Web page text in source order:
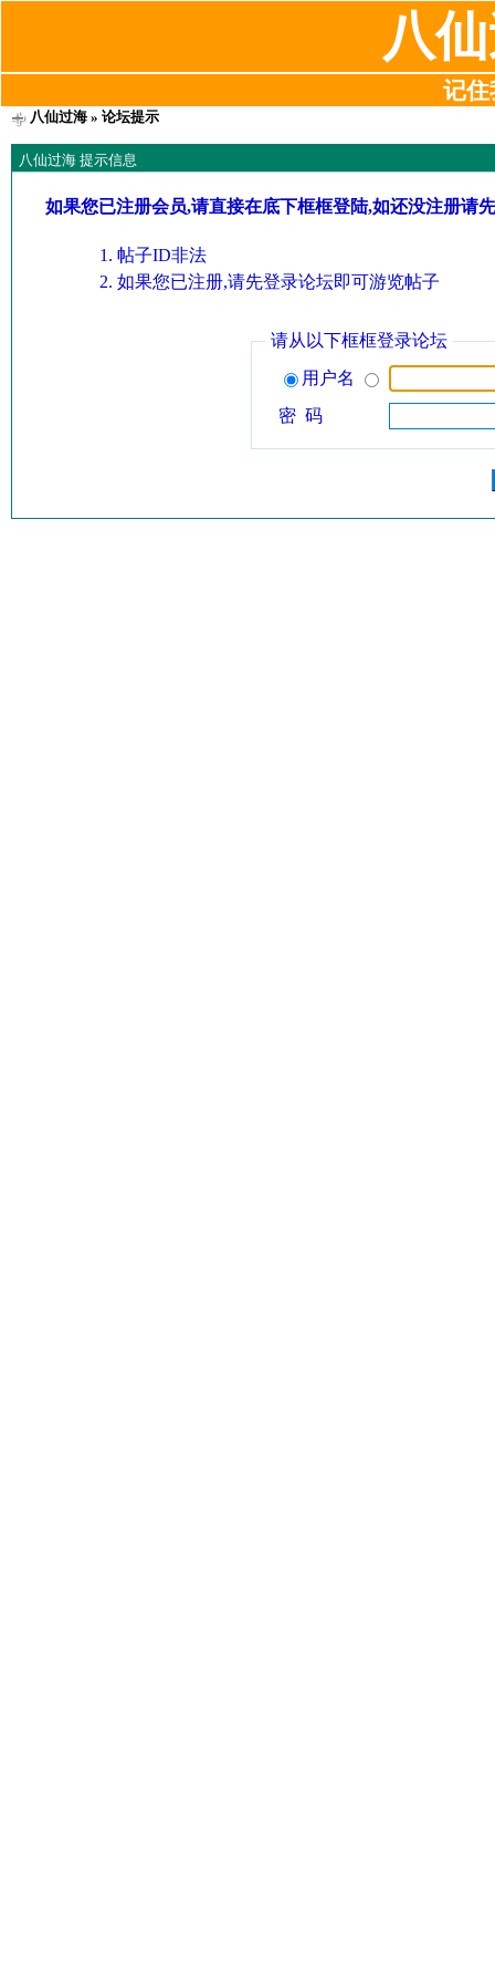
八
记住
八仙过海» 论坛提示
八仙过海 提示信息
如果您已注册会员,请直接在底下框框登陆,如还没注册请
帖子ID非法
如果您已注册,请先登录论坛即可游览帖子
请从以下框框登录论坛
用户名
密 码